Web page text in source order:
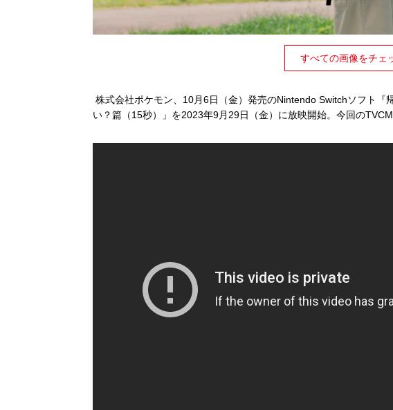
すべての画像をチェ
株式会社ポケモン、10月6日（金）発売のNintendo Switchソフト『
い？篇（15秒）」を2023年9月29日（金）に放映開始。今回の